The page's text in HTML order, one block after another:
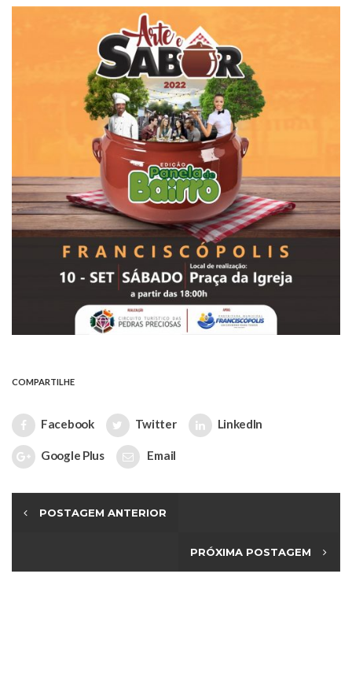
COMPARTILHE
Facebook Twitter LinkedIn
Google Plus Email
POSTAGEM ANTERIOR
PRÓXIMA POSTAGEM